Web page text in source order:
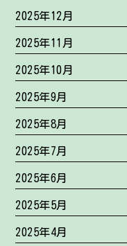
2025年12月
2025年11月
2025年10月
2025年9月
2025年8月
2025年7月
2025年6月
2025年5月
2025年4月